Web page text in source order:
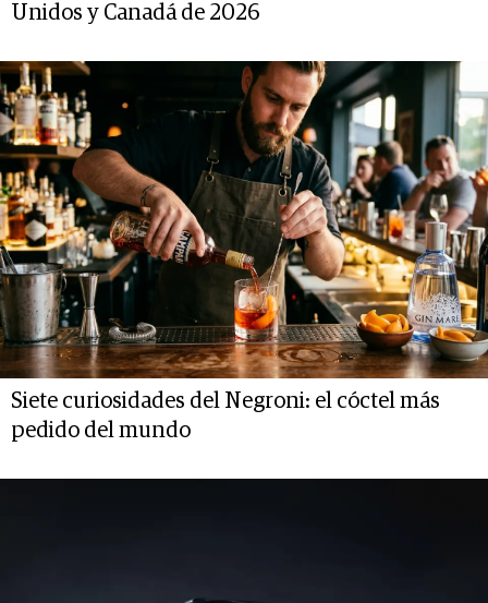
Unidos y Canadá de 2026
Siete curiosidades del Negroni: el cóctel más
pedido del mundo